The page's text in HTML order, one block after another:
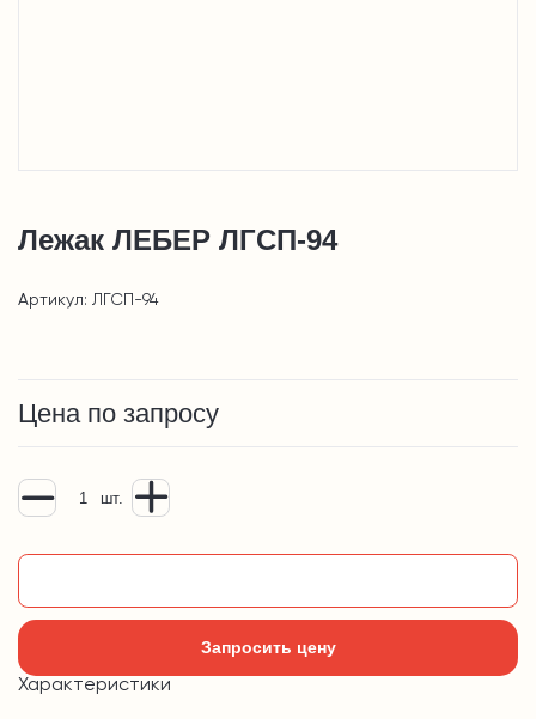
Лежак ЛЕБЕР ЛГСП-94
Артикул: ЛГСП-94
Цена по запросу
шт.
Запросить цену
Характеристики